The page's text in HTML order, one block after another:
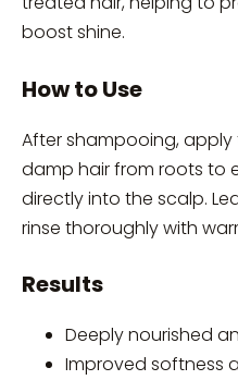
boost shine.
How to Use
After shampooing,
damp hair from roots to
directly into the scalp.
rinse thoroughly with
Results
Deeply nourished
Improved softness